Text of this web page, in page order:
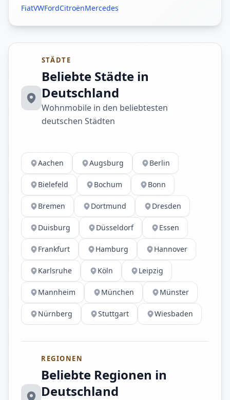
FiatVWFordCitroënMercedes
STÄDTE
Beliebte Städte in
Deutschland
Wohnmobile in den beliebtesten
deutschen Städten
Aachen Augsburg Berlin
Bielefeld Bochum Bonn
Bremen Dortmund Dresden
Duisburg Düsseldorf Essen
Frankfurt Hamburg Hannover
Karlsruhe Köln Leipzig
Mannheim München Münster
Nürnberg Stuttgart Wiesbaden
REGIONEN
Beliebte Regionen in
Deutschland